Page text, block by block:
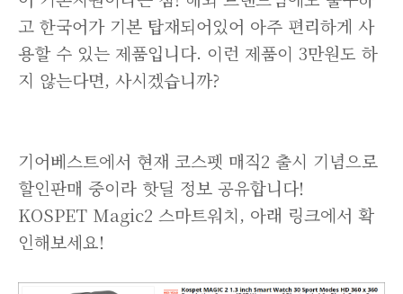
고 한국어가 기본 탑재되어있어 아주 편리하게 사
용할 수 있는 제품입니다. 이런 제품이 3만원도 하
지 않는다면, 사시겠습니까?
기어베스트에서 현재 코스펫 매직2 출시 기념으로
할인판매 중이라 핫딜 정보 공유합니다!
KOSPET Magic2 스마트워치, 아래 링크에서 확
인해보세요!